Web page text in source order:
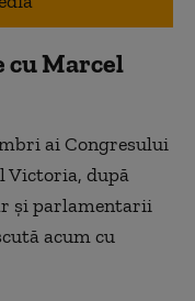
cu Marcel
ai Congresului
Victoria, după
și parlamentarii
acum cu